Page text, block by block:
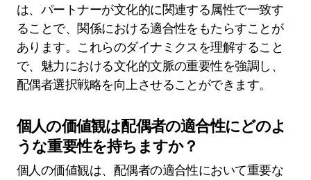
は、パートナーが文化的に関連する属性で一致す
ることで、関係における適合性をもたらすことが
あります。これらのダイナミクスを理解すること
で、魅力における文化的文脈の重要性を強調し、
配偶者選択戦略を向上させることができます。
個人の価値観は配偶者の適合性にどのよ
うな重要性を持ちますか？
個人の価値観は、配偶者の適合性において重要な